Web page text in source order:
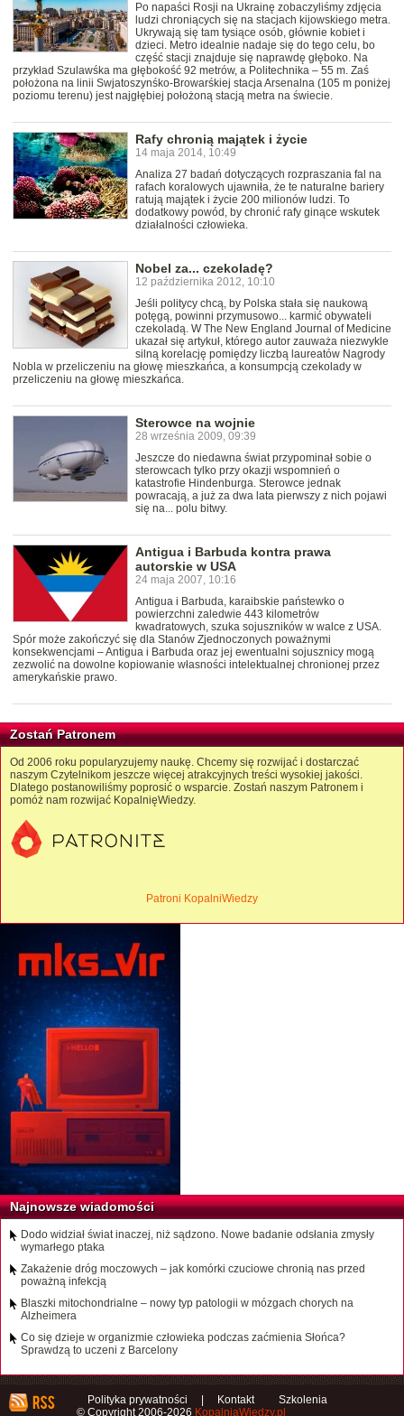
Po napaści Rosji na Ukrainę zobaczyliśmy zdjęcia
ludzi chroniących się na stacjach kijowskiego metra.
Ukrywają się tam tysiące osób, głównie kobiet i
dzieci. Metro idealnie nadaje się do tego celu, bo
część stacji znajduje się naprawdę głęboko. Na
przykład Szulawśka ma głębokość 92 metrów, a Politechnika – 55 m. Zaś
położona na linii Swjatoszynśko-Browarśkiej stacja Arsenalna (105 m poniżej
poziomu terenu) jest najgłębiej położoną stacją metra na świecie.
Rafy chronią majątek i życie
14 maja 2014, 10:49
Analiza 27 badań dotyczących rozpraszania fal na
rafach koralowych ujawniła, że te naturalne bariery
ratują majątek i życie 200 milionów ludzi. To
dodatkowy powód, by chronić rafy ginące wskutek
działalności człowieka.
Nobel za... czekoladę?
12 października 2012, 10:10
Jeśli politycy chcą, by Polska stała się naukową
potęgą, powinni przymusowo... karmić obywateli
czekoladą. W The New England Journal of Medicine
ukazał się artykuł, którego autor zauważa niezwykle
silną korelację pomiędzy liczbą laureatów Nagrody
Nobla w przeliczeniu na głowę mieszkańca, a konsumpcją czekolady w
przeliczeniu na głowę mieszkańca.
Sterowce na wojnie
28 września 2009, 09:39
Jeszcze do niedawna świat przypominał sobie o
sterowcach tylko przy okazji wspomnień o
katastrofie Hindenburga. Sterowce jednak
powracają, a już za dwa lata pierwszy z nich pojawi
się na... polu bitwy.
Antigua i Barbuda kontra prawa
autorskie w USA
24 maja 2007, 10:16
Antigua i Barbuda, karaibskie państewko o
powierzchni zaledwie 443 kilometrów
kwadratowych, szuka sojuszników w walce z USA.
Spór może zakończyć się dla Stanów Zjednoczonych poważnymi
konsekwencjami – Antigua i Barbuda oraz jej ewentualni sojusznicy mogą
zezwolić na dowolne kopiowanie własności intelektualnej chronionej przez
amerykańskie prawo.
Zostań Patronem
Od 2006 roku popularyzujemy naukę. Chcemy się rozwijać i dostarczać
naszym Czytelnikom jeszcze więcej atrakcyjnych treści wysokiej jakości.
Dlatego postanowiliśmy poprosić o wsparcie. Zostań naszym Patronem i
pomóż nam rozwijać KopalnięWiedzy.
Patroni KopalniWiedzy
Najnowsze wiadomości
Dodo widział świat inaczej, niż sądzono. Nowe badanie odsłania zmysły
wymarłego ptaka
Zakażenie dróg moczowych – jak komórki czuciowe chronią nas przed
poważną infekcją
Blaszki mitochondrialne – nowy typ patologii w mózgach chorych na
Alzheimera
Co się dzieje w organizmie człowieka podczas zaćmienia Słońca?
Sprawdzą to uczeni z Barcelony
Polityka prywatności Kontakt
Szkolenia
© Copyright 2006-2026 KopalniaWiedzy.pl